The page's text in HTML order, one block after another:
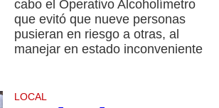
cabo el Operativo Alcoholímetro
que evitó que nueve personas
pusieran en riesgo a otras, al
manejar en estado inconveniente
LOCAL